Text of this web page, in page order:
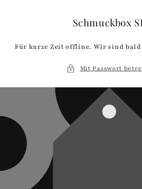
Schmuckbox
Für kurze Zeit offline. Wir sind bald
Mit Passwort